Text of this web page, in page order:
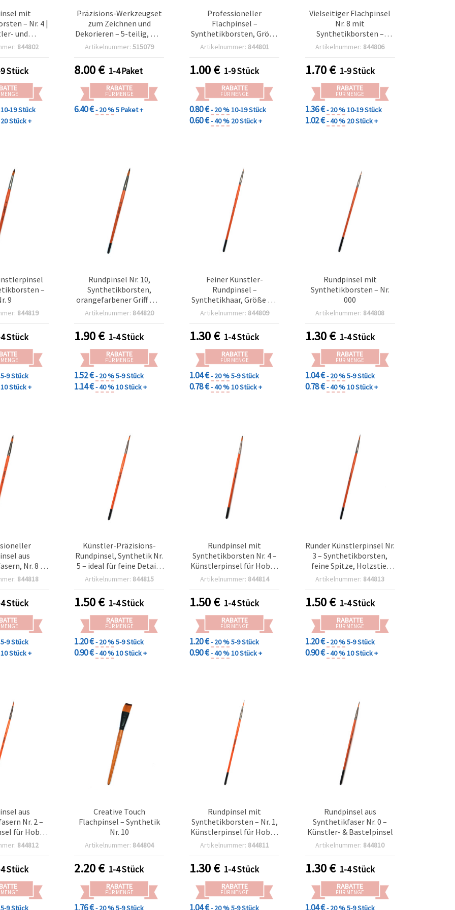
mit
– Nr. 4 |
und
844802
Stück
10-19 Stück
20 Stück +
Präzisions-Werkzeugset
zum Zeichnen und
Dekorieren – 5-teilig, mit
10 Aufsätzen
Artikelnummer: 515079
8.00€ 1-4 Paket
RABATTE
FÜR MENGE
6.40 €- 20 %5 Paket +
Professioneller
Flachpinsel –
Synthetikborsten, Größe
Nr. 2, für Hobby & Basteln
Artikelnummer: 844801
1.00€ 1-9 Stück
RABATTE
FÜR MENGE
0.80 €- 20 %10-19 Stück
0.60 €- 40 % 20 Stück +
Vielseitiger Flachpinsel
Nr. 8 mit
Synthetikborsten –
perfekt für feine Details
Artikelnummer: 844806
1.70€ 1-9 Stück
RABATTE
FÜR MENGE
1.36 €- 20 %10-19 Stück
1.02 €- 40 % 20 Stück +
–
9
844819
Stück
5-9 Stück
10 Stück +
Rundpinsel Nr. 10,
Synthetikborsten,
orangefarbener Griff mit
Metallzwinge, feine
Gouache, Acryl und feine
Details
Artikelnummer: 844820
1.90€ 1-4 Stück
RABATTE
FÜR MENGE
1.52 €- 20 %5-9 Stück
1.14 €- 40 %10 Stück +
Feiner Künstler-
Rundpinsel –
Synthetikhaar, Größe Nr.
00
Artikelnummer: 844809
1.30€ 1-4 Stück
RABATTE
FÜR MENGE
1.04 €- 20 %5-9 Stück
0.78 €- 40 %10 Stück +
Rundpinsel mit
Synthetikborsten – Nr.
000
Artikelnummer: 844808
1.30€ 1-4 Stück
RABATTE
FÜR MENGE
1.04 €- 20 %5-9 Stück
0.78 €- 40 %10 Stück +
aus
Nr. 8 –
für Hobby
844818
Stück
5-9 Stück
10 Stück +
Künstler-Präzisions-
Rundpinsel, Synthetik Nr.
5 – ideal für feine Detail-
und Bastelarbeiten
Artikelnummer: 844815
1.50€ 1-4 Stück
RABATTE
FÜR MENGE
1.20 €- 20 %5-9 Stück
0.90 €- 40 %10 Stück +
Rundpinsel mit
Synthetikborsten Nr. 4 –
Künstlerpinsel für Hobby
& Basteln
Artikelnummer: 844814
1.50€ 1-4 Stück
RABATTE
FÜR MENGE
1.20 €- 20 %5-9 Stück
0.90 €- 40 %10 Stück +
Runder Künstlerpinsel Nr.
3 – Synthetikborsten,
feine Spitze, Holzstiel
(Rot oder Schwarz,
Metallzwinge; für
Aquarell, Acryl, feine
Details & Linienarbeit
Artikelnummer: 844813
1.50€ 1-4 Stück
RABATTE
FÜR MENGE
1.20 €- 20 %5-9 Stück
0.90 €- 40 %10 Stück +
aus
Nr. 2 –
für Hobby
844812
Stück
5-9 Stück
Creative Touch
Flachpinsel – Synthetik
Nr. 10
Artikelnummer: 844804
2.20€ 1-4 Stück
RABATTE
FÜR MENGE
1.76 €- 20 %5-9 Stück
Rundpinsel mit
Synthetikborsten – Nr. 1,
Künstlerpinsel für Hobby
& Basteln
Artikelnummer: 844811
1.30€ 1-4 Stück
RABATTE
FÜR MENGE
1.04 €- 20 %5-9 Stück
Rundpinsel aus
Synthetikfaser Nr. 0 –
Künstler- & Bastelpinsel
Artikelnummer: 844810
1.30€ 1-4 Stück
RABATTE
FÜR MENGE
1.04 €- 20 %5-9 Stück